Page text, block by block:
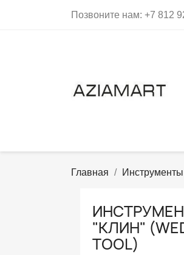
Позвоните нам: +7 812
Главная Инструменты
"КЛИН"
TOOL)